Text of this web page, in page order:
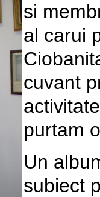
si
al carui
cuvant
purtam
Un
subiect